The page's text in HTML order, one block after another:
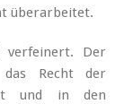
überarbeitet.
verfeinert. Der
Recht der
und in den